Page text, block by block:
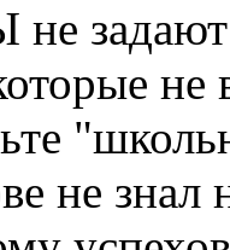
задают
не знал